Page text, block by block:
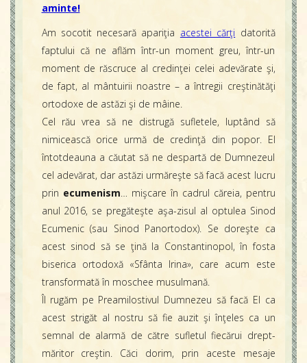
aminte!
Am socotit necesară apariţia acestei cărţi datorită
faptului că ne aflăm într-un moment greu, într-un
moment de răscruce al credinţei celei adevărate şi,
de fapt, al mântuirii noastre – a întregii creştinătăţi
ortodoxe de astăzi şi de mâine.
Cel rău vrea să ne distrugă sufletele, luptând să
nimicească orice urmă de credinţă din popor. El
întotdeauna a căutat să ne despartă de Dumnezeul
cel adevărat, dar astăzi urmăreşte să facă acest lucru
prin ecumenism … mişcare în cadrul căreia, pentru
anul 2016, se pregăteşte aşa-zisul al optulea Sinod
Ecumenic (sau Sinod Panortodox). Se doreşte ca
acest sinod să se ţină la Constantinopol, în fosta
biserica ortodoxă «Sfânta Irina», care acum este
transformată în moschee musulmană.
Îl rugăm pe Preamilostivul Dumnezeu să facă El ca
acest strigăt al nostru să fie auzit şi înţeles ca un
semnal de alarmă de către sufletul fiecărui drept-
măritor creştin. Căci dorim, prin aceste mesaje